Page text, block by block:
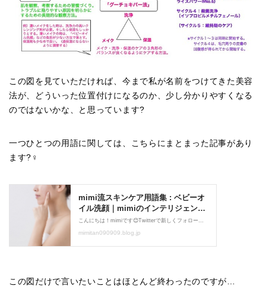
この図を見ていただければ、今まで私が名前をつけてきた美容
法が、どういった位置付けになるのか、少し分かりやすくなる
のではないかな、と思っています?
一つひとつの用語に関しては、こちらにまとまった記事があり
ます?‍♀️
この図だけで言いたいことはほとんど終わったのですが…